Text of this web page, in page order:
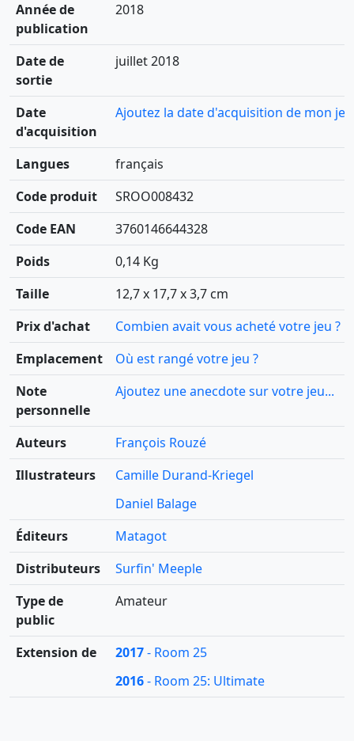
Année de
publication
2018
Date de
sortie
juillet 2018
Date
d'acquisition
Ajoutez la date d'acquisition de mon jeu
Langues
français
Code produit
SROO008432
Code EAN
3760146644328
Poids
0,14 Kg
Taille
12,7 x 17,7 x 3,7 cm
Prix d'achat
Combien avait vous acheté votre jeu ?
Emplacement
Où est rangé votre jeu ?
Note
personnelle
Ajoutez une anecdote sur votre jeu...
Auteurs
François Rouzé
Illustrateurs
Camille Durand-Kriegel
Daniel Balage
Éditeurs
Matagot
Distributeurs
Surfin' Meeple
Type de
public
Amateur
Extension de 2017- Room 25
2016- Room 25: Ultimate